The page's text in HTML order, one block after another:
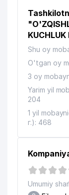
Shu oy
O'tgan oy
3 oy
Yarim yil
204
1 yil
г.): 468
Umumiy